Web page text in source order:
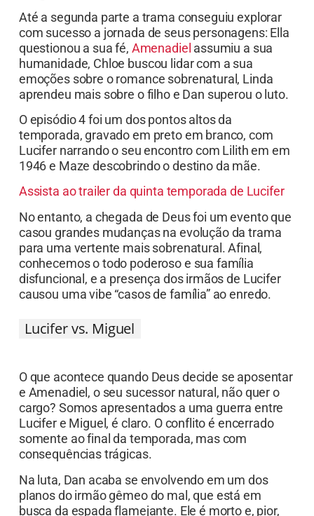
Até a segunda parte a trama conseguiu explorar
com sucesso a jornada de seus personagens: Ella
questionou a sua fé, Amenadiel assumiu a sua
humanidade, Chloe buscou lidar com a sua
emoções sobre o romance sobrenatural, Linda
aprendeu mais sobre o filho e Dan superou o luto.
O episódio 4 foi um dos pontos altos da
temporada, gravado em preto em branco, com
Lucifer narrando o seu encontro com Lilith em em
1946 e Maze descobrindo o destino da mãe.
Assista ao trailer da quinta temporada de Lucifer
No entanto, a chegada de Deus foi um evento que
casou grandes mudanças na evolução da trama
para uma vertente mais sobrenatural. Afinal,
conhecemos o todo poderoso e sua família
disfuncional, e a presença dos irmãos de Lucifer
causou uma vibe “casos de família” ao enredo.
Lucifer vs. Miguel
O que acontece quando Deus decide se aposentar
e Amenadiel, o seu sucessor natural, não quer o
cargo? Somos apresentados a uma guerra entre
Lucifer e Miguel, é claro. O conflito é encerrado
somente ao final da temporada, mas com
consequências trágicas.
Na luta, Dan acaba se envolvendo em um dos
planos do irmão gêmeo do mal, que está em
busca da espada flamejante. Ele é morto e, pior,